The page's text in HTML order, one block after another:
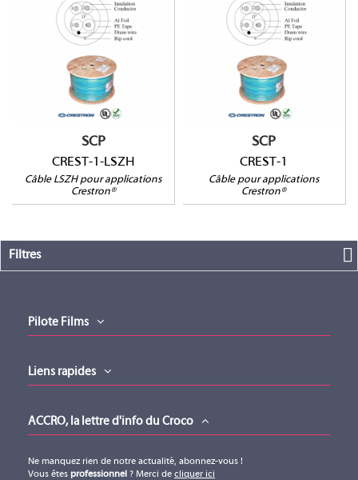
SCP
CREST-1-LSZH
Câble LSZH pour applications
Crestron®
Certification LSZH
Ø ext. 6.35mm
Touret de 304m
Conducteurs OFC
Souple et flexible
SCP
CREST-1
Câble pour applications
Crestron®
Ø ext. 6.35mm
Touret de 304m
Conducteurs OFC
(99,97%)
Souple et flexible
Filtres
Pilote Films
Liens rapides
ACCRO, la lettre d'info du Croco
Ne manquez rien de notre actualité, abonnez-vous !
Vous êtes professionnel ? Merci de cliquer ici